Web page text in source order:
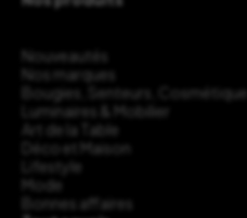
Nouveautés
Nos marques
Bougies, Senteurs, Cosmétique
Luminaires & Mobilier
Art de la Table
Déco et Maison
Lifestyle
Mode
Bonnes affaires